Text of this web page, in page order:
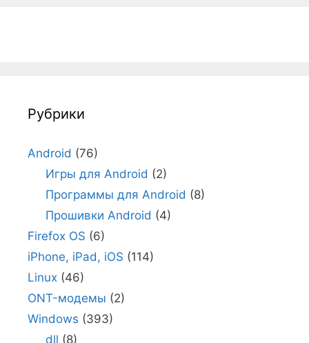
Рубрики
Android (76)
Игры для Android (2)
Программы для Android (8)
Прошивки Android (4)
Firefox OS (6)
iPhone, iPad, iOS (114)
Linux (46)
ONT-модемы (2)
Windows (393)
dll (8)